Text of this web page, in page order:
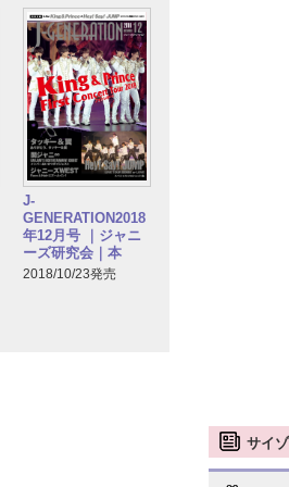
J-
GENERATION2018
年12月号 ｜ジャニ
ーズ研究会｜本
2018/10/23発売
サイ